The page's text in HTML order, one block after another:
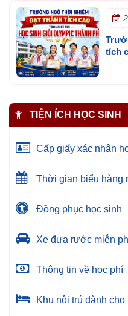
tích
TIỆN ÍCH HỌC SINH
Cấp giấy xác nhận
Thời gian biểu hàng
Đồng phục học sinh
Xe đưa rước miễn
Thông tin về học phí
Khu nội trú dành cho